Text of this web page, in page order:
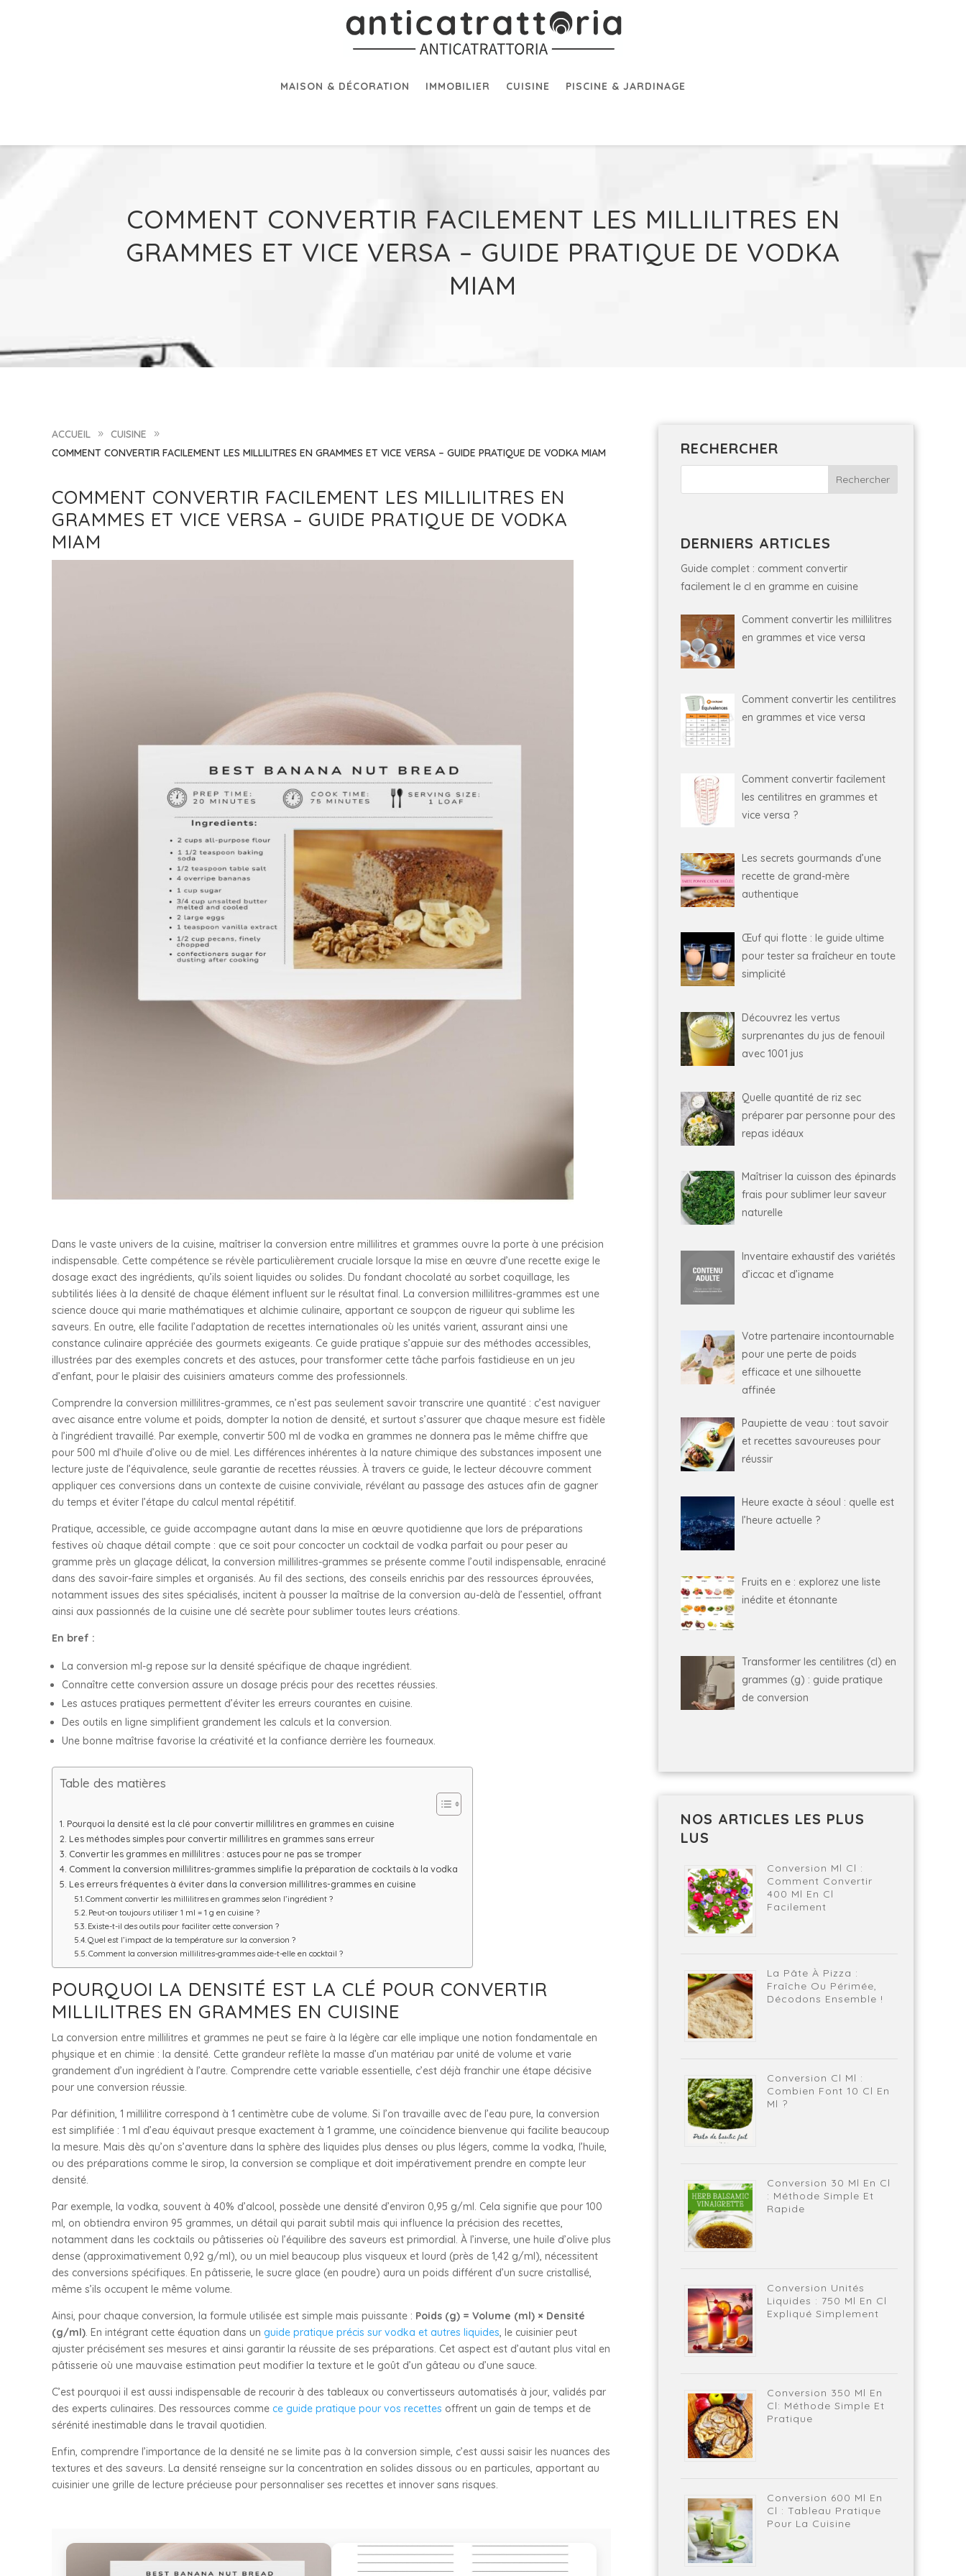
MAISON & DÉCORATION IMMOBILIER CUISINE PISCINE & JARDINAGE
COMMENT CONVERTIR FACILEMENT LES MILLILITRES EN
GRAMMES ET VICE VERSA – GUIDE PRATIQUE DE VODKA
MIAM
ACCUEIL 9 CUISINE 9
COMMENT CONVERTIR FACILEMENT LES MILLILITRES EN GRAMMES ET VICE VERSA – GUIDE PRATIQUE DE VODKA MIAM
COMMENT CONVERTIR FACILEMENT LES MILLILITRES EN
GRAMMES ET VICE VERSA – GUIDE PRATIQUE DE VODKA
MIAM
Dans le vaste univers de la cuisine, maîtriser la conversion entre millilitres et grammes ouvre la porte à une précision
indispensable. Cette compétence se révèle particulièrement cruciale lorsque la mise en œuvre d’une recette exige le
dosage exact des ingrédients, qu’ils soient liquides ou solides. Du fondant chocolaté au sorbet coquillage, les
subtilités liées à la densité de chaque élément influent sur le résultat final. La conversion millilitres-grammes est une
science douce qui marie mathématiques et alchimie culinaire, apportant ce soupçon de rigueur qui sublime les
saveurs. En outre, elle facilite l’adaptation de recettes internationales où les unités varient, assurant ainsi une
constance culinaire appréciée des gourmets exigeants. Ce guide pratique s’appuie sur des méthodes accessibles,
illustrées par des exemples concrets et des astuces, pour transformer cette tâche parfois fastidieuse en un jeu
d’enfant, pour le plaisir des cuisiniers amateurs comme des professionnels.
Comprendre la conversion millilitres-grammes, ce n’est pas seulement savoir transcrire une quantité : c’est naviguer
avec aisance entre volume et poids, dompter la notion de densité, et surtout s’assurer que chaque mesure est fidèle
à l’ingrédient travaillé. Par exemple, convertir 500 ml de vodka en grammes ne donnera pas le même chiffre que
pour 500 ml d’huile d’olive ou de miel. Les différences inhérentes à la nature chimique des substances imposent une
lecture juste de l’équivalence, seule garantie de recettes réussies. À travers ce guide, le lecteur découvre comment
appliquer ces conversions dans un contexte de cuisine conviviale, révélant au passage des astuces afin de gagner
du temps et éviter l’étape du calcul mental répétitif.
Pratique, accessible, ce guide accompagne autant dans la mise en œuvre quotidienne que lors de préparations
festives où chaque détail compte : que ce soit pour concocter un cocktail de vodka parfait ou pour peser au
gramme près un glaçage délicat, la conversion millilitres-grammes se présente comme l’outil indispensable, enraciné
dans des savoir-faire simples et organisés. Au fil des sections, des conseils enrichis par des ressources éprouvées,
notamment issues des sites spécialisés, incitent à pousser la maîtrise de la conversion au-delà de l’essentiel, offrant
ainsi aux passionnés de la cuisine une clé secrète pour sublimer toutes leurs créations.
En bref :
La conversion ml-g repose sur la densité spécifique de chaque ingrédient.
Connaître cette conversion assure un dosage précis pour des recettes réussies.
Les astuces pratiques permettent d’éviter les erreurs courantes en cuisine.
Des outils en ligne simplifient grandement les calculs et la conversion.
Une bonne maîtrise favorise la créativité et la confiance derrière les fourneaux.
Table des matières
Pourquoi la densité est la clé pour convertir millilitres en grammes en cuisine
Les méthodes simples pour convertir millilitres en grammes sans erreur
Convertir les grammes en millilitres : astuces pour ne pas se tromper
Comment la conversion millilitres-grammes simplifie la préparation de cocktails à la vodka
Les erreurs fréquentes à éviter dans la conversion millilitres-grammes en cuisine
Comment convertir les millilitres en grammes selon l’ingrédient ?
Peut-on toujours utiliser 1 ml = 1 g en cuisine ?
Existe-t-il des outils pour faciliter cette conversion ?
Quel est l’impact de la température sur la conversion ?
Comment la conversion millilitres-grammes aide-t-elle en cocktail ?
POURQUOI LA DENSITÉ EST LA CLÉ POUR CONVERTIR
MILLILITRES EN GRAMMES EN CUISINE
La conversion entre millilitres et grammes ne peut se faire à la légère car elle implique une notion fondamentale en
physique et en chimie : la densité. Cette grandeur reflète la masse d’un matériau par unité de volume et varie
grandement d’un ingrédient à l’autre. Comprendre cette variable essentielle, c’est déjà franchir une étape décisive
pour une conversion réussie.
Par définition, 1 millilitre correspond à 1 centimètre cube de volume. Si l’on travaille avec de l’eau pure, la conversion
est simplifiée : 1 ml d’eau équivaut presque exactement à 1 gramme, une coïncidence bienvenue qui facilite beaucoup
la mesure. Mais dès qu’on s’aventure dans la sphère des liquides plus denses ou plus légers, comme la vodka, l’huile,
ou des préparations comme le sirop, la conversion se complique et doit impérativement prendre en compte leur
densité.
Par exemple, la vodka, souvent à 40% d’alcool, possède une densité d’environ 0,95 g/ml. Cela signifie que pour 100
ml, on obtiendra environ 95 grammes, un détail qui parait subtil mais qui influence la précision des recettes,
notamment dans les cocktails ou pâtisseries où l’équilibre des saveurs est primordial. À l’inverse, une huile d’olive plus
dense (approximativement 0,92 g/ml), ou un miel beaucoup plus visqueux et lourd (près de 1,42 g/ml), nécessitent
des conversions spécifiques. En pâtisserie, le sucre glace (en poudre) aura un poids différent d’un sucre cristallisé,
même s’ils occupent le même volume.
Ainsi, pour chaque conversion, la formule utilisée est simple mais puissante : Poids (g) = Volume (ml) × Densité
(g/ml). En intégrant cette équation dans un guide pratique précis sur vodka et autres liquides, le cuisinier peut
ajuster précisément ses mesures et ainsi garantir la réussite de ses préparations. Cet aspect est d’autant plus vital en
pâtisserie où une mauvaise estimation peut modifier la texture et le goût d’un gâteau ou d’une sauce.
C’est pourquoi il est aussi indispensable de recourir à des tableaux ou convertisseurs automatisés à jour, validés par
des experts culinaires. Des ressources comme ce guide pratique pour vos recettes offrent un gain de temps et de
sérénité inestimable dans le travail quotidien.
Enfin, comprendre l’importance de la densité ne se limite pas à la conversion simple, c’est aussi saisir les nuances des
textures et des saveurs. La densité renseigne sur la concentration en solides dissous ou en particules, apportant au
cuisinier une grille de lecture précieuse pour personnaliser ses recettes et innover sans risques.
RECHERCHER
DERNIERS ARTICLES
Guide complet : comment convertir
facilement le cl en gramme en cuisine
Comment convertir les millilitres
en grammes et vice versa
Comment convertir les centilitres
en grammes et vice versa
Comment convertir facilement
les centilitres en grammes et
vice versa ?
Les secrets gourmands d’une
recette de grand-mère
authentique
Œuf qui flotte : le guide ultime
pour tester sa fraîcheur en toute
simplicité
Découvrez les vertus
surprenantes du jus de fenouil
avec 1001 jus
Quelle quantité de riz sec
préparer par personne pour des
repas idéaux
Maîtriser la cuisson des épinards
frais pour sublimer leur saveur
naturelle
Inventaire exhaustif des variétés
d’iccac et d’igname
Votre partenaire incontournable
pour une perte de poids
efficace et une silhouette
affinée
Paupiette de veau : tout savoir
et recettes savoureuses pour
réussir
Heure exacte à séoul : quelle est
l’heure actuelle ?
Fruits en e : explorez une liste
inédite et étonnante
Transformer les centilitres (cl) en
grammes (g) : guide pratique
de conversion
NOS ARTICLES LES PLUS
LUS
Conversion Ml Cl :
Comment Convertir
400 Ml En Cl
Facilement
La Pâte À Pizza :
Fraîche Ou Périmée,
Décodons Ensemble !
Conversion Cl Ml :
Combien Font 10 Cl En
Ml ?
Conversion 30 Ml En Cl
: Méthode Simple Et
Rapide
Conversion Unités
Liquides : 750 Ml En Cl
Expliqué Simplement
Conversion 350 Ml En
Cl: Méthode Simple Et
Pratique
Conversion 600 Ml En
Cl : Tableau Pratique
Pour La Cuisine